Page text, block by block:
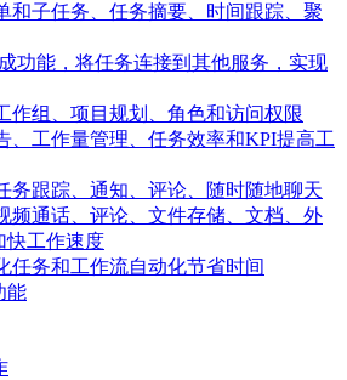
和子任务、任务摘要、时间跟踪、聚
功能，将任务连接到其他服务，实现
作组、项目规划、角色和访问权限
、工作量管理、任务效率和KPI提高工
务跟踪、通知、评论、随时随地聊天
频通话、评论、文件存储、文档、外
快工作速度
任务和工作流自动化节省时间
能